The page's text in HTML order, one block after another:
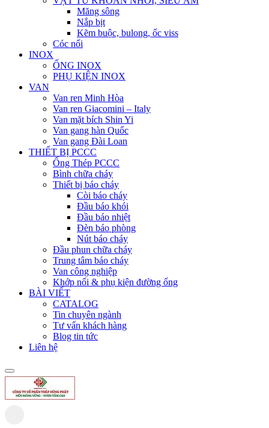
Măng sông
Nắp bịt
Kẽm buộc, bulong, ốc viss
Cóc nối
INOX
ỐNG INOX
PHỤ KIỆN INOX
VAN
Van ren Minh Hòa
Van ren Giacomini – Italy
Van mặt bích Shin Yi
Van gang hàn Quốc
Van gang Đài Loan
THIẾT BỊ PCCC
Ống Thép PCCC
Bình chữa cháy
Thiết bị báo cháy
Còi báo cháy
Đầu báo khói
Đầu báo nhiệt
Đèn báo phòng
Nút báo cháy
Đầu phun chữa cháy
Trung tâm báo cháy
Van công nghiệp
Khớp nối & phụ kiện đường ống
BÀI VIẾT
CATALOG
Tin chuyên ngành
Tư vấn khách hàng
Blog tin tức
Liên hệ